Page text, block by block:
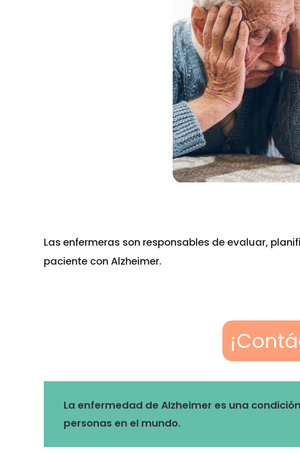
Las enfermeras son responsables de evaluar,
paciente con Alzheimer.
La enfermedad de Alzheimer es una
personas en el mundo.